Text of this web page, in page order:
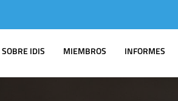
SOBRE IDIS MIEMBROS INFORMES